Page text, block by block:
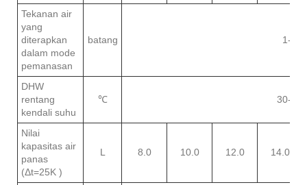
Tekanan air
yang
diterapkan
dalam mode
pemanasan
batang 1-3
DHW
rentang
kendali suhu
℃ 30-60
Nilai
kapasitas air
panas
(Δt=25K )
L 8.0 10.0 12.0 14.0